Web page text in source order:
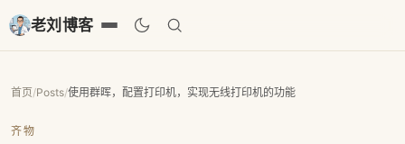
老刘博客
首页/Posts/使用群晖，配置打印机，实现无线打印机的功能
齐物